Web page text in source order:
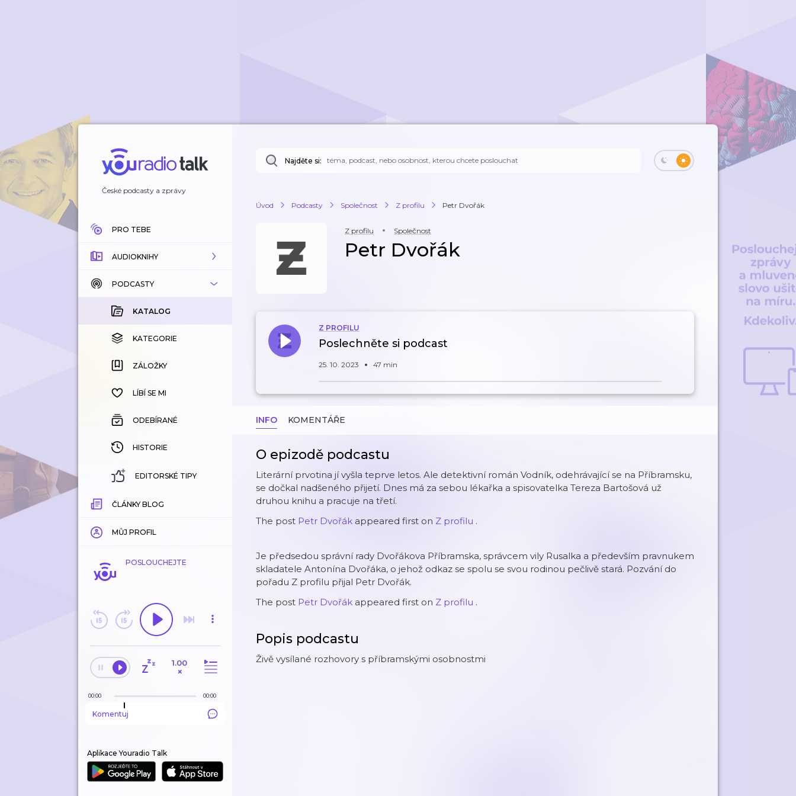
České podcasty a zprávy
PRO TEBE
AUDIOKNIHY
KATALOG
KOUPENÉ
KATEGORIE
ZÁLOŽKY
HISTORIE
PODCASTY
KATALOG
KATEGORIE
ZÁLOŽKY
LÍBÍ SE MI
ODEBÍRANÉ
HISTORIE
EDITORSKÉ TIPY
ČLÁNKY BLOG
MŮJ PROFIL
POSLOUCHEJTE
1.00
×
00:00 00:00
Komentuj
Aplikace Youradio Talk
Najděte si:
Úvod Podcasty Společnost Z profilu Petr Dvořák
Z profilu Společnost
Petr Dvořák
Z PROFILU
Poslechněte si podcast
25. 10. 2023 47 min
INFO KOMENTÁŘE
O epizodě podcastu
Literární prvotina jí vyšla teprve letos. Ale detektivní román Vodník, odehrávající se na Příbramsku,
se dočkal nadšeného přijetí. Dnes má za sebou lékařka a spisovatelka Tereza Bartošová už
druhou knihu a pracuje na třetí.
The post Petr Dvořák appeared first on Z profilu .
Je předsedou správní rady Dvořákova Příbramska, správcem vily Rusalka a především pravnukem
skladatele Antonína Dvořáka, o jehož odkaz se spolu se svou rodinou pečlivě stará. Pozvání do
pořadu Z profilu přijal Petr Dvořák.
The post Petr Dvořák appeared first on Z profilu .
Popis podcastu
Živě vysílané rozhovory s příbramskými osobnostmi